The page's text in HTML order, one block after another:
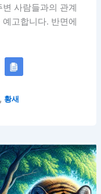
사람들과의 관계
고합니다. 반면에
황새